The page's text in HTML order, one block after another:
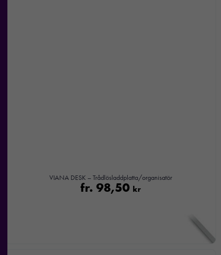
VIANA DESK – Trådlösladdplatta/organisatör
fr. 98,50 kr